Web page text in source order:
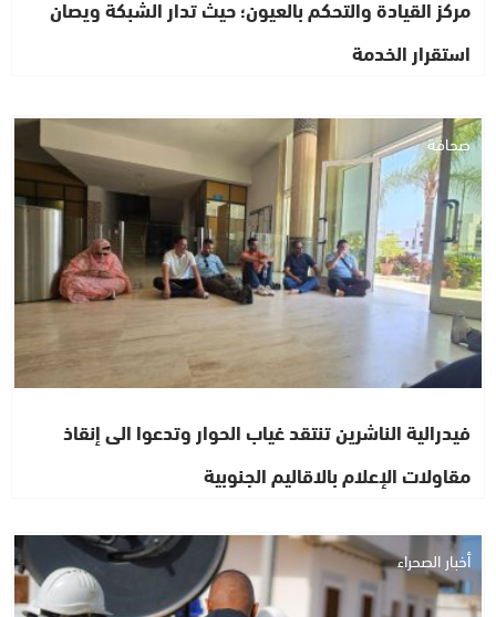
مركز القيادة والتحكم بالعيون؛ حيث تدار الشبكة ويصان
استقرار الخدمة
صحافة
فيدرالية الناشرين تنتقد غياب الحوار وتدعوا الى إنقاذ
مقاولات الإعلام بالاقاليم الجنوبية
أخبار الصحراء